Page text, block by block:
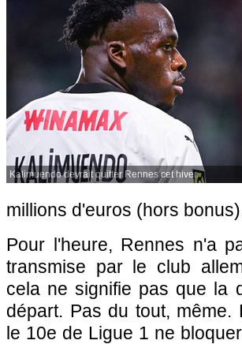
Kalimuendo devrait quitter Rennes cet hiver.
millions d'euros (hors
Pour l'heure, Rennes n'a
transmise par le club
cela ne signifie pas que la
départ. Pas du tout,
le 10e de Ligue 1 ne